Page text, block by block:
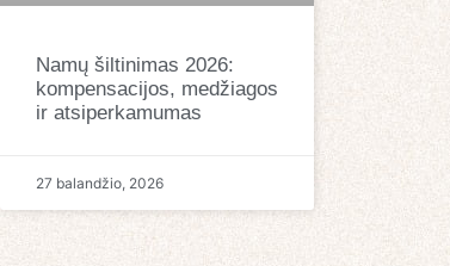
Namų šiltinimas 2026:
kompensacijos, medžiagos
ir atsiperkamumas
27 balandžio, 2026